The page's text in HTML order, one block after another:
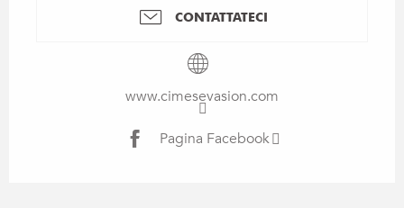
CONTATTATECI
www.cimesevasion.com
Pagina Facebook